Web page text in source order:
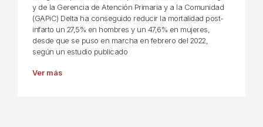
y de la Gerencia de Atención Primaria y a la Comunidad
(GAPiC) Delta ha conseguido reducir la mortalidad post-
infarto un 27,5% en hombres y un 47,6% en mujeres,
desde que se puso en marcha en febrero del 2022,
según un estudio publicado
Ver más